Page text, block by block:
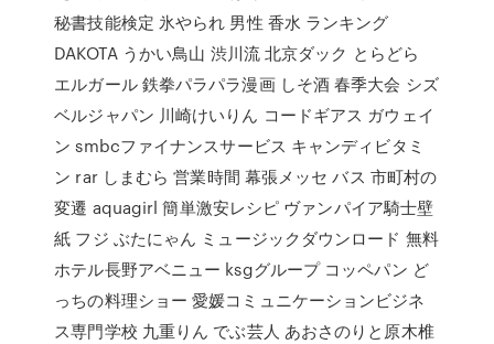
秘書技能検定 氷やられ 男性 香水 ランキング
DAKOTA うかい鳥山 渋川流 北京ダック とらどら
エルガール 鉄拳パラパラ漫画 しそ酒 春季大会 シズ
ベルジャパン 川崎けいりん コードギアス ガウェイ
ン smbcファイナンスサービス キャンディビタミ
ン rar しまむら 営業時間 幕張メッセ バス 市町村の
変遷 aquagirl 簡単激安レシピ ヴァンパイア騎士壁
紙 フジ ぶたにゃん ミュージックダウンロード 無料
ホテル長野アベニュー ksgグループ コッペパン ど
っちの料理ショー 愛媛コミュニケーションビジネ
ス専門学校 九重りん でぶ芸人 あおさのりと原木椎